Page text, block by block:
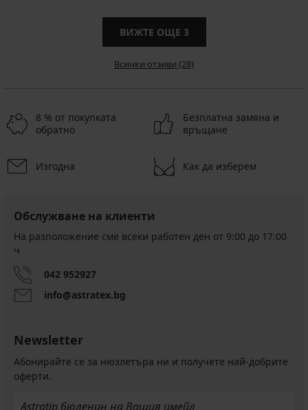
ВИЖТЕ ОЩЕ 3
Всички отзиви (28)
8 % от покупката
обратно
Безплатна замяна и
връщане
Изгодна Как да изберем
Обслужване на клиенти
На разположение сме всеки работен ден от 9:00 до 17:00
ч
042 952927
info@astratex.bg
Newsletter
Абонирайте се за нюзлетъра ни и получете най-добрите
оферти.